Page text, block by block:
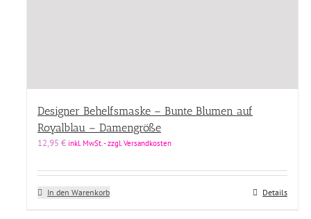
Designer Behelfsmaske – Bunte Blumen auf
Royalblau – Damengröße
12,95 € inkl. MwSt. - zzgl. Versandkosten
In den Warenkorb Details